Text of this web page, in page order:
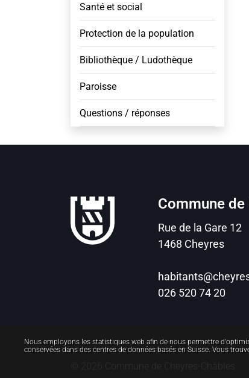
Santé et social
Protection de la population
Bibliothèque / Ludothèque
Paroisse
Questions / réponses
Commune
Rue de la Gare 12
1468 Cheyres
026 520 74 20
Statistiques web
Nous employons les statistiques web afin de nous permettre
conservées dans des centres de données basés en Suisse. Vous